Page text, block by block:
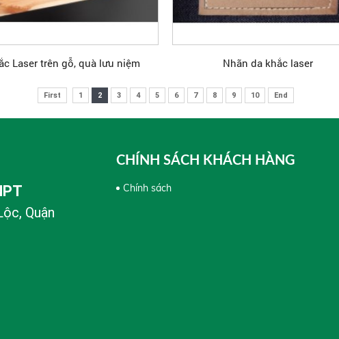
Laser trên gỗ, quà lưu niệm Nhãn da khắc laser
First 1 2 3 4 5 6 7 8 9 10 End
Quận
CHÍNH SÁCH KHÁCH HÀNG
Chính sách